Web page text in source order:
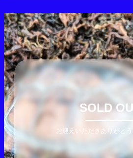
SOLD
お迎えいただきありがと